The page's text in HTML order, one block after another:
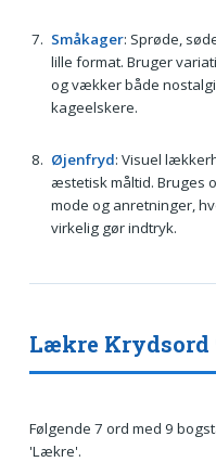
Småkager: Sprøde,
lille format. Bruger
og vækker både
kageelskere.
Øjenfryd: Visuel
æstetisk måltid. Bruges
mode og anretninger,
virkelig gør indtryk.
Lækre Krydsord
Følgende 7 ord med 9
'Lækre'.